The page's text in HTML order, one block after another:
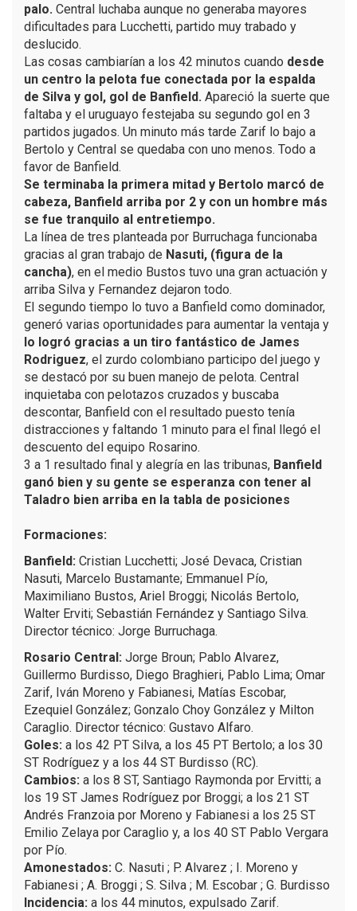
palo. Central luchaba aunque no generaba mayores
dificultades para Lucchetti, partido muy trabado y
deslucido.
Las cosas cambiarían a los 42 minutos cuando desde
un centro la pelota fue conectada por la espalda
de Silva y gol, gol de Banfield. Apareció la suerte que
faltaba y el uruguayo festejaba su segundo gol en 3
partidos jugados. Un minuto más tarde Zarif lo bajo a
Bertolo y Central se quedaba con uno menos. Todo a
favor de Banfield.
Se terminaba la primera mitad y Bertolo marcó de
cabeza, Banfield arriba por 2 y con un hombre más
se fue tranquilo al entretiempo.
La línea de tres planteada por Burruchaga funcionaba
gracias al gran trabajo de Nasuti, (figura de la
cancha), en el medio Bustos tuvo una gran actuación y
arriba Silva y Fernandez dejaron todo.
El segundo tiempo lo tuvo a Banfield como dominador,
generó varias oportunidades para aumentar la ventaja y
lo logró gracias a un tiro fantástico de James
Rodriguez, el zurdo colombiano participo del juego y
se destacó por su buen manejo de pelota. Central
inquietaba con pelotazos cruzados y buscaba
descontar, Banfield con el resultado puesto tenía
distracciones y faltando 1 minuto para el final llegó el
descuento del equipo Rosarino.
3 a 1 resultado final y alegría en las tribunas, Banfield
ganó bien y su gente se esperanza con tener al
Taladro bien arriba en la tabla de posiciones
Formaciones:
Banfield: Cristian Lucchetti; José Devaca, Cristian
Nasuti, Marcelo Bustamante; Emmanuel Pío,
Maximiliano Bustos, Ariel Broggi; Nicolás Bertolo,
Walter Erviti; Sebastián Fernández y Santiago Silva.
Director técnico: Jorge Burruchaga.
Rosario Central: Jorge Broun; Pablo Alvarez,
Guillermo Burdisso, Diego Braghieri, Pablo Lima; Omar
Zarif, Iván Moreno y Fabianesi, Matías Escobar,
Ezequiel González; Gonzalo Choy González y Milton
Caraglio. Director técnico: Gustavo Alfaro.
Goles: a los 42 PT Silva, a los 45 PT Bertolo; a los 30
ST Rodríguez y a los 44 ST Burdisso (RC).
Cambios: a los 8 ST, Santiago Raymonda por Ervitti; a
los 19 ST James Rodríguez por Broggi; a los 21 ST
Andrés Franzoia por Moreno y Fabianesi a los 25 ST
Emilio Zelaya por Caraglio y, a los 40 ST Pablo Vergara
por Pío.
Amonestados: C. Nasuti ; P. Alvarez ; I. Moreno y
Fabianesi ; A. Broggi ; S. Silva ; M. Escobar ; G. Burdisso
Incidencia: a los 44 minutos, expulsado Zarif.